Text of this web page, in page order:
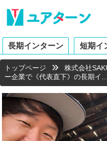
長期インターン 短期イ
トップページ 株式会社
ー企業で《代表直下》の長期イ…